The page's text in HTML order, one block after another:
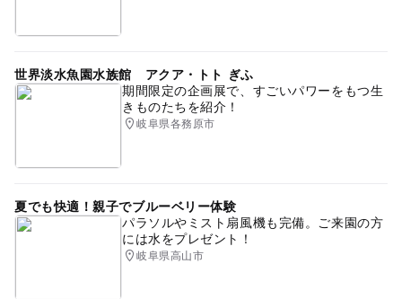
世界淡水魚園水族館 アクア・トト ぎふ
期間限定の企画展で、すごいパワーをもつ生
きものたちを紹介！
岐阜県各務原市
夏でも快適！親子でブルーベリー体験
パラソルやミスト扇風機も完備。ご来園の方
には水をプレゼント！
岐阜県高山市